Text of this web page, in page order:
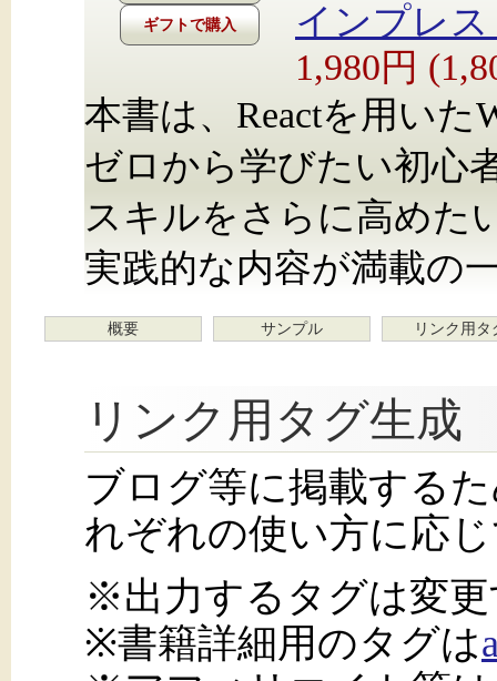
ギフトで購入
インプレス
1,980円
本書は、Reactを用い
ゼロから学びたい初心
スキルをさらに高めた
実践的な内容が満載の
概要 サンプル リンク用タ
リンク用タグ生成
ブログ等に掲載する
れぞれの使い方に応
※出力するタグは変
※書籍詳細用のタグは